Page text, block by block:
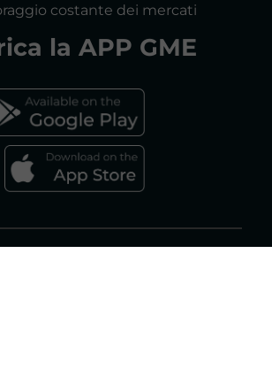
DI ACCESSIBILITÀ
MERCATO ELETTRICO
costante dei mercati
la APP GME